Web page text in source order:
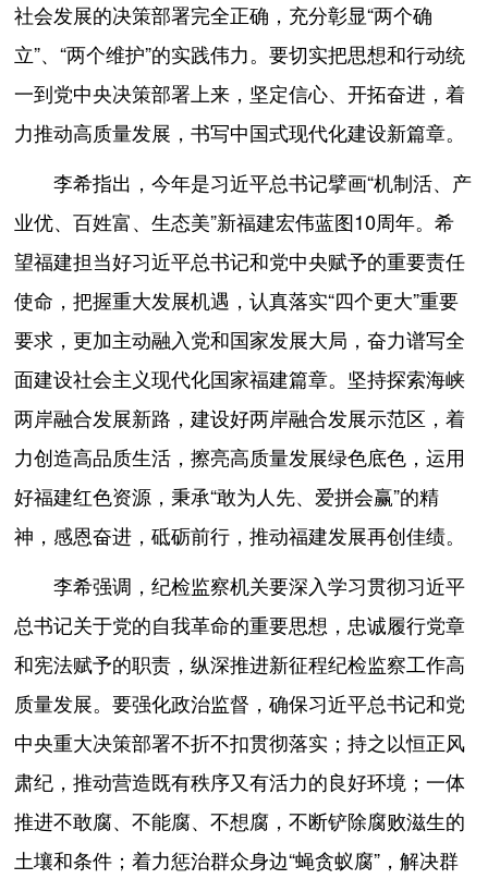
社会发展的决策部署完全正确，充分彰显“两个确
立”、“两个维护”的实践伟力。要切实把思想和行动统
一到党中央决策部署上来，坚定信心、开拓奋进，着
力推动高质量发展，书写中国式现代化建设新篇章。
李希指出，今年是习近平总书记擘画“机制活、产
业优、百姓富、生态美”新福建宏伟蓝图10周年。希
望福建担当好习近平总书记和党中央赋予的重要责任
使命，把握重大发展机遇，认真落实“四个更大”重要
要求，更加主动融入党和国家发展大局，奋力谱写全
面建设社会主义现代化国家福建篇章。坚持探索海峡
两岸融合发展新路，建设好两岸融合发展示范区，着
力创造高品质生活，擦亮高质量发展绿色底色，运用
好福建红色资源，秉承“敢为人先、爱拼会赢”的精
神，感恩奋进，砥砺前行，推动福建发展再创佳绩。
李希强调，纪检监察机关要深入学习贯彻习近平
总书记关于党的自我革命的重要思想，忠诚履行党章
和宪法赋予的职责，纵深推进新征程纪检监察工作高
质量发展。要强化政治监督，确保习近平总书记和党
中央重大决策部署不折不扣贯彻落实；持之以恒正风
肃纪，推动营造既有秩序又有活力的良好环境；一体
推进不敢腐、不能腐、不想腐，不断铲除腐败滋生的
土壤和条件；着力惩治群众身边“蝇贪蚁腐”，解决群